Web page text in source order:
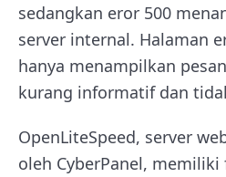
sedangkan eror 500
server internal. Halaman
hanya menampilkan
kurang informatif dan
OpenLiteSpeed, server
oleh CyberPanel, memiliki